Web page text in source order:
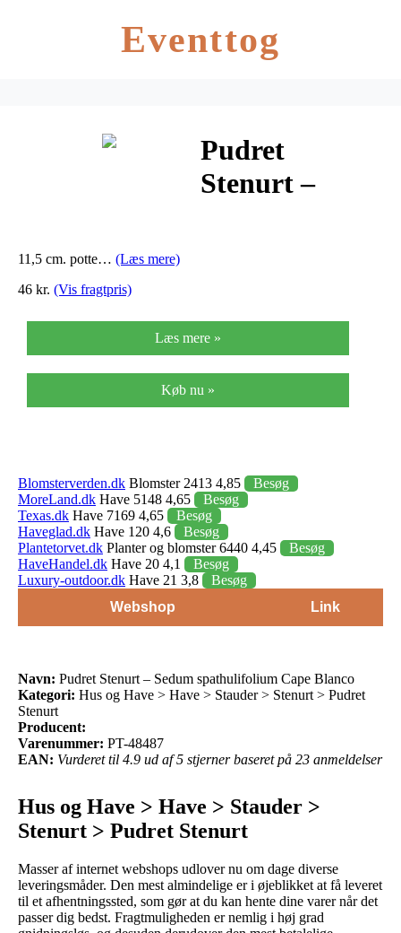
Eventtog
Pudret
Stenurt –
11,5 cm. potte… (Læs mere)
46 kr. (Vis fragtpris)
Læs mere »
Køb nu »
Blomsterverden.dk Blomster 2413 4,85
Besøg
MoreLand.dk Have 5148 4,65
Besøg
Texas.dk Have 7169 4,65
Besøg
Haveglad.dk Have 120 4,6
Besøg
Plantetorvet.dk Planter og blomster 6440 4,45
Besøg
HaveHandel.dk Have 20 4,1
Besøg
Luxury-outdoor.dk Have 21 3,8
Besøg
Webshop
Link
Navn: Pudret Stenurt – Sedum spathulifolium Cape Blanco
Kategori: Hus og Have > Have > Stauder > Stenurt > Pudret
Stenurt
Producent:
Varenummer: PT-48487
EAN: Vurderet til 4.9 ud af 5 stjerner baseret på 23 anmeldelser
Hus og Have > Have > Stauder >
Stenurt > Pudret Stenurt
Masser af internet webshops udlover nu om dage diverse
leveringsmåder. Den mest almindelige er i øjeblikket at få leveret
til et afhentningssted, som gør at du kan hente dine varer når det
passer dig bedst. Fragtmuligheden er nemlig i høj grad